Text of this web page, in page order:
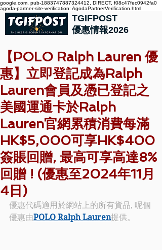
google.com, pub-1883747887324412, DIRECT, f08c47fec0942fa0
agoda-partner-site-verification: AgodaPartnerVerification.html
TGIFPOST
優惠情報2026
【POLO Ralph Lauren 優
惠】立即登記成為Ralph
Lauren會員及憑已登記之
美國運通卡於Ralph
Lauren官網累積消費每滿
HK$5,000可享HK$400
簽賬回贈, 最高可享高達8%
回贈 ! (優惠至2024年11月
4日)
優惠代碼適用於網站上的所有貨品, 呢個
優惠由POLO Ralph Lauren提供。